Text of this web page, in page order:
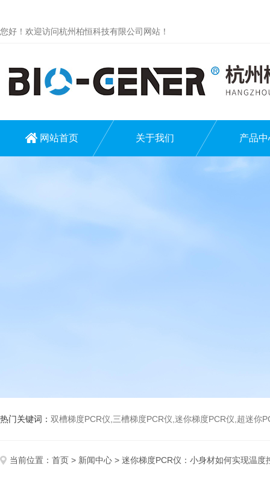
您好！欢迎访问杭州柏恒科技有限公司网站！
网站首页 关于我们 产品中
热门关键词： 双槽梯度PCR仪,三槽梯度PCR仪,迷你梯度PCR仪,超迷你
当前位置： 首页 > 新闻中心 > 迷你梯度PCR仪：小身材如何实现温度